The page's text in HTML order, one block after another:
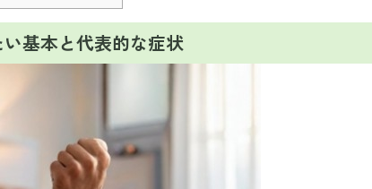
基本と代表的な症状